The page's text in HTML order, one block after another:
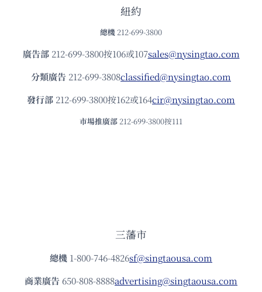
紐約
總機 212-699-3800
廣告部212-699-3800按106或107sales@nysingtao.com
分類廣告 212-699-3808classified@nysingtao.com
發⾏部 212-699-3800按162或164cir@nysingtao.com
市場推廣部 212-699-3800按111
三藩市
總機 1-800-746-4826sf@singtaousa.com
商業廣告 650-808-8888advertising@singtaousa.com